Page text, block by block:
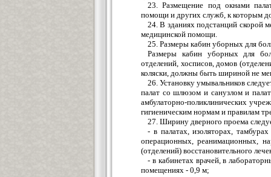
23. Размещение под окнами
помощи и других служб, к которым
24. В зданиях подстанций скорой
медицинской помощи.
25. Размеры кабин уборных для
Размеры кабин уборных для
отделений, хосписов, домов
коляски, должны быть шириной не
26. Установку умывальников
палат со шлюзом и санузлом и
амбулаторно-поликлинических
гигиеническим нормам и правилам
27. Ширину дверного проема
- в палатах, изоляторах,
операционных, реанимационных,
(отделений) восстановительного
- в кабинетах врачей, в
помещениях - 0,9 м;